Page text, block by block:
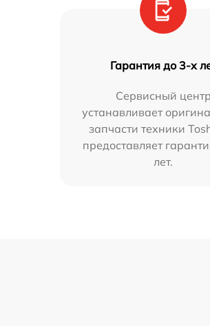
Гарантия до 3-х
Сервисный центр
устанавливает
запчасти техники
предоставляет
лет.